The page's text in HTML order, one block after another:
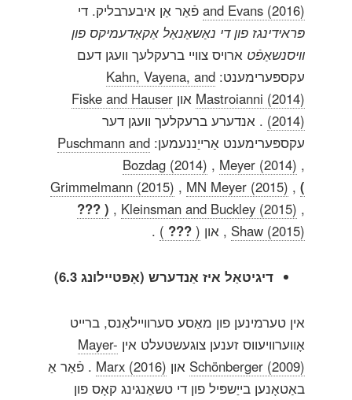
and Evans (2016) פֿאַר אַן איבערבליק. די
פּראידינגז פון די נאַשאַנאַל אַקאַדעמיקס פון
וויסנשאַפֿט ארויס צוויי ברעקלעך וועגן דעם
עקספּערימענט: Kahn, Vayena, and
Mastroianni (2014) און Fiske and Hauser
(2014) . אנדערע ברעקלעך וועגן דער
עקספּערימענט אַרייַננעמען: Puschmann and
Bozdag (2014) , Meyer (2014) ,
Grimmelmann (2015) , MN Meyer (2015) , (
??? ) , Kleinsman and Buckley (2015) ,
Shaw (2015) , און (
???
)
.
דיגיטאַל איז אַנדערש (אָפּטיילונג 6.3)
אין טערמינען פון מאַסע סערוויילאַנס, ברייט
אָווערוויעווס זענען צוגעשטעלט אין Mayer-
Schönberger (2009) און Marx (2016) . פֿאַר אַ
באַטאָנען בייַשפּיל פון די טשאַנגינג קאָס פון